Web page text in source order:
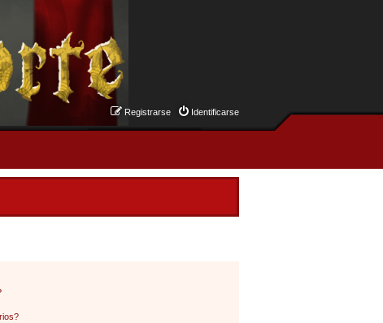
Identificarse
Registrarse